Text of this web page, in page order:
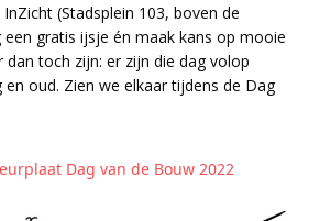
(Stadsplein 103, boven de
gratis ijsje én maak kans op mooie
dan toch zijn: er zijn die dag volop
oud. Zien we elkaar tijdens de Dag
Dag van de Bouw 2022